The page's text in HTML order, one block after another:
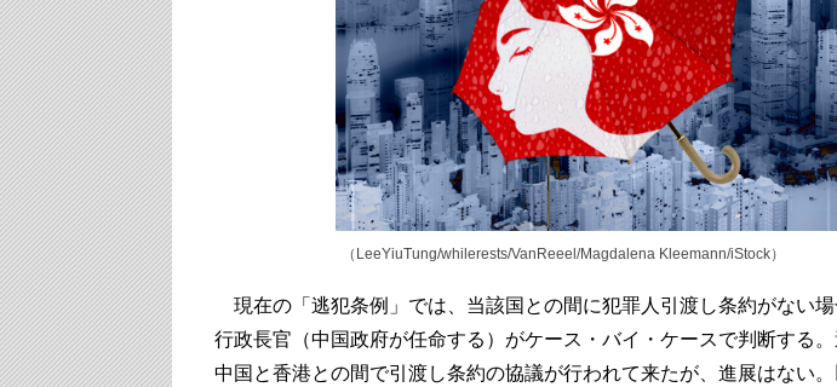
（LeeYiuTung/whilerests/VanReeel/Magdalena Kleemann/iStock）
現在の「逃犯条例」では、当該国との間に犯罪人引渡し条約がない
行政長官（中国政府が任命する）がケース・バイ・ケースで判断する。
中国と香港との間で引渡し条約の協議が行われて来たが、進展はない